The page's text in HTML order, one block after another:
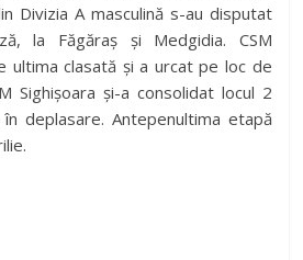
Divizia A masculină s-au disputat
la Făgăraș și Medgidia. CSM
ultima clasată și a urcat pe loc de
Sighișoara și-a consolidat locul 2
deplasare. Antepenultima etapă